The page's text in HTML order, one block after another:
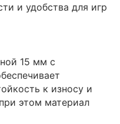
и удобства для игр
15 мм с
к износу и
этом материал